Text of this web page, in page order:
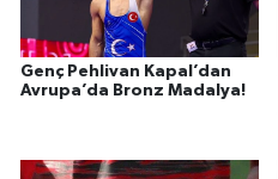
Genç Pehlivan Kapal’dan
Avrupa’da Bronz Madalya!